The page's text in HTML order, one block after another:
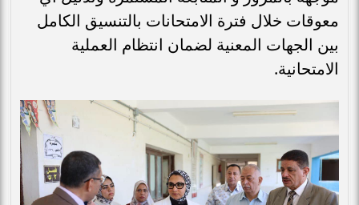
معوقات خلال فترة الامتحانات بالتنسيق الكامل
بين الجهات المعنية لضمان انتظام العملية
الامتحانية.